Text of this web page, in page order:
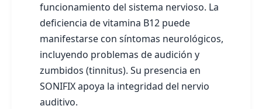
funcionamiento del sistema nervioso. La
deficiencia de vitamina B12 puede
manifestarse con síntomas neurológicos,
incluyendo problemas de audición y
zumbidos (tinnitus). Su presencia en
SONIFIX apoya la integridad del nervio
auditivo.